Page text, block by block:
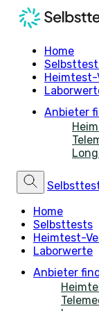
Home
Heimtest-
Anbieter
Home
Selbsttests
Heimtest-
Laborwerte
Anbieter